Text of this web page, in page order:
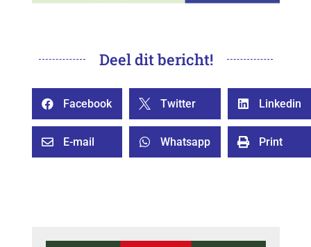
Deel dit bericht!
 Facebook  Twitter  Linkedin
 E-mail  Whatsapp  Print